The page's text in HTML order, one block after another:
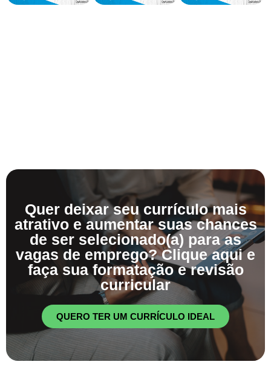
Quer deixar seu currículo mais
atrativo e aumentar suas chances
de ser selecionado(a) para as
vagas de emprego? Clique aqui e
faça sua formatação e revisão
curricular
QUERO TER UM CURRÍCULO IDEAL